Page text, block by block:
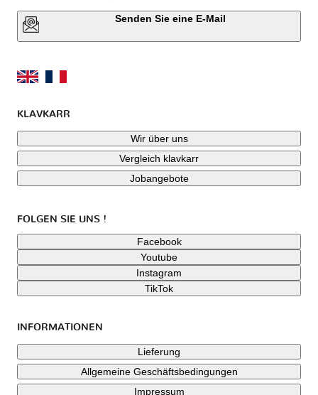
Senden Sie eine E-Mail
KLAVKARR
Wir über uns
Vergleich klavkarr
Jobangebote
FOLGEN SIE UNS !
Facebook
Youtube
Instagram
TikTok
INFORMATIONEN
Lieferung
Allgemeine Geschäftsbedingungen
Impressum